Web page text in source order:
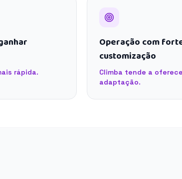
rápida.
Operação com
customização
Climba tende a
adaptação.